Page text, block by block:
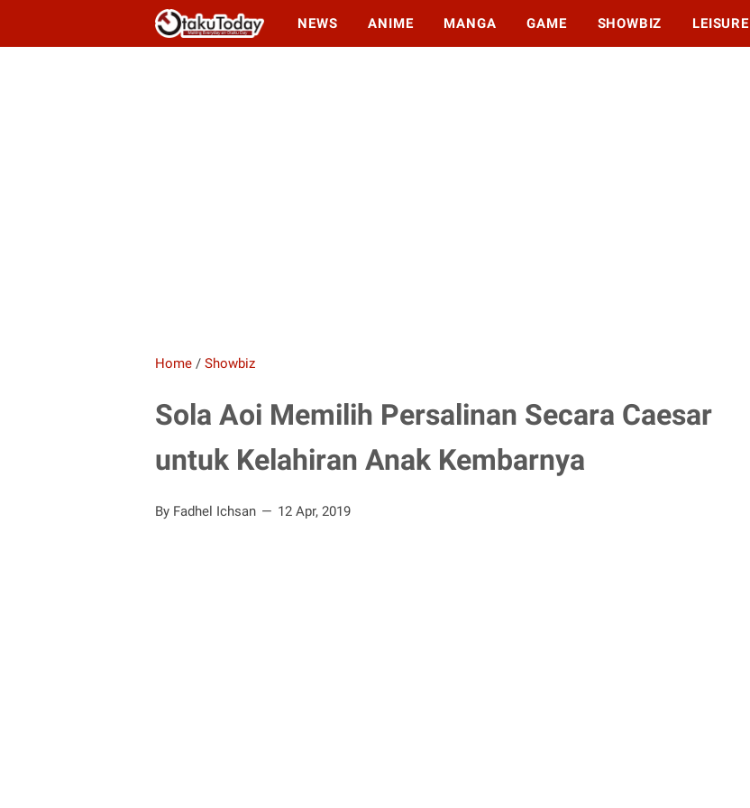
NEWS ANIME MANGA GAME SHOWBIZ LEISURE
Home / Showbiz
Sola Aoi Memilih Persalinan Secara Caesar
untuk Kelahiran Anak Kembarnya
By Fadhel Ichsan 12 Apr, 2019